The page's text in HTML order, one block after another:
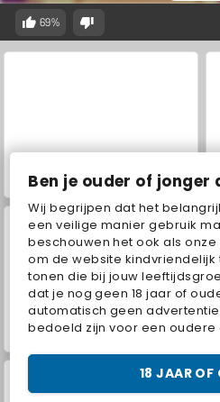
Ben je ouder of jonger
Wij begrijpen dat het
een veilige manier gebruik
beschouwen het ook als
om de website kindvriendelijk
tonen die bij jouw
dat je nog geen 18 jaar of
automatisch geen
bedoeld zijn voor een
18 JAAR OF
69%
Hidden Object: Street of Secrets
Farm Merge Valley